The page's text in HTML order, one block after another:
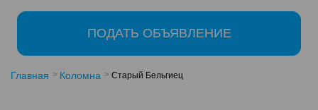
ПОДАТЬ ОБЪЯВЛЕНИЕ
Главная Коломна Старый Бельгиец